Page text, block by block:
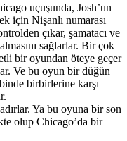
uçuşunda, Josh’un
için Nişanlı numarası
çıkar, şamatacı ve
sağlarlar. Bir çok
bir oyundan öteye geçer
Ve bu oyun bir düğün
birbirlerine karşı
Ya bu oyuna bir son
olup Chicago’da bir